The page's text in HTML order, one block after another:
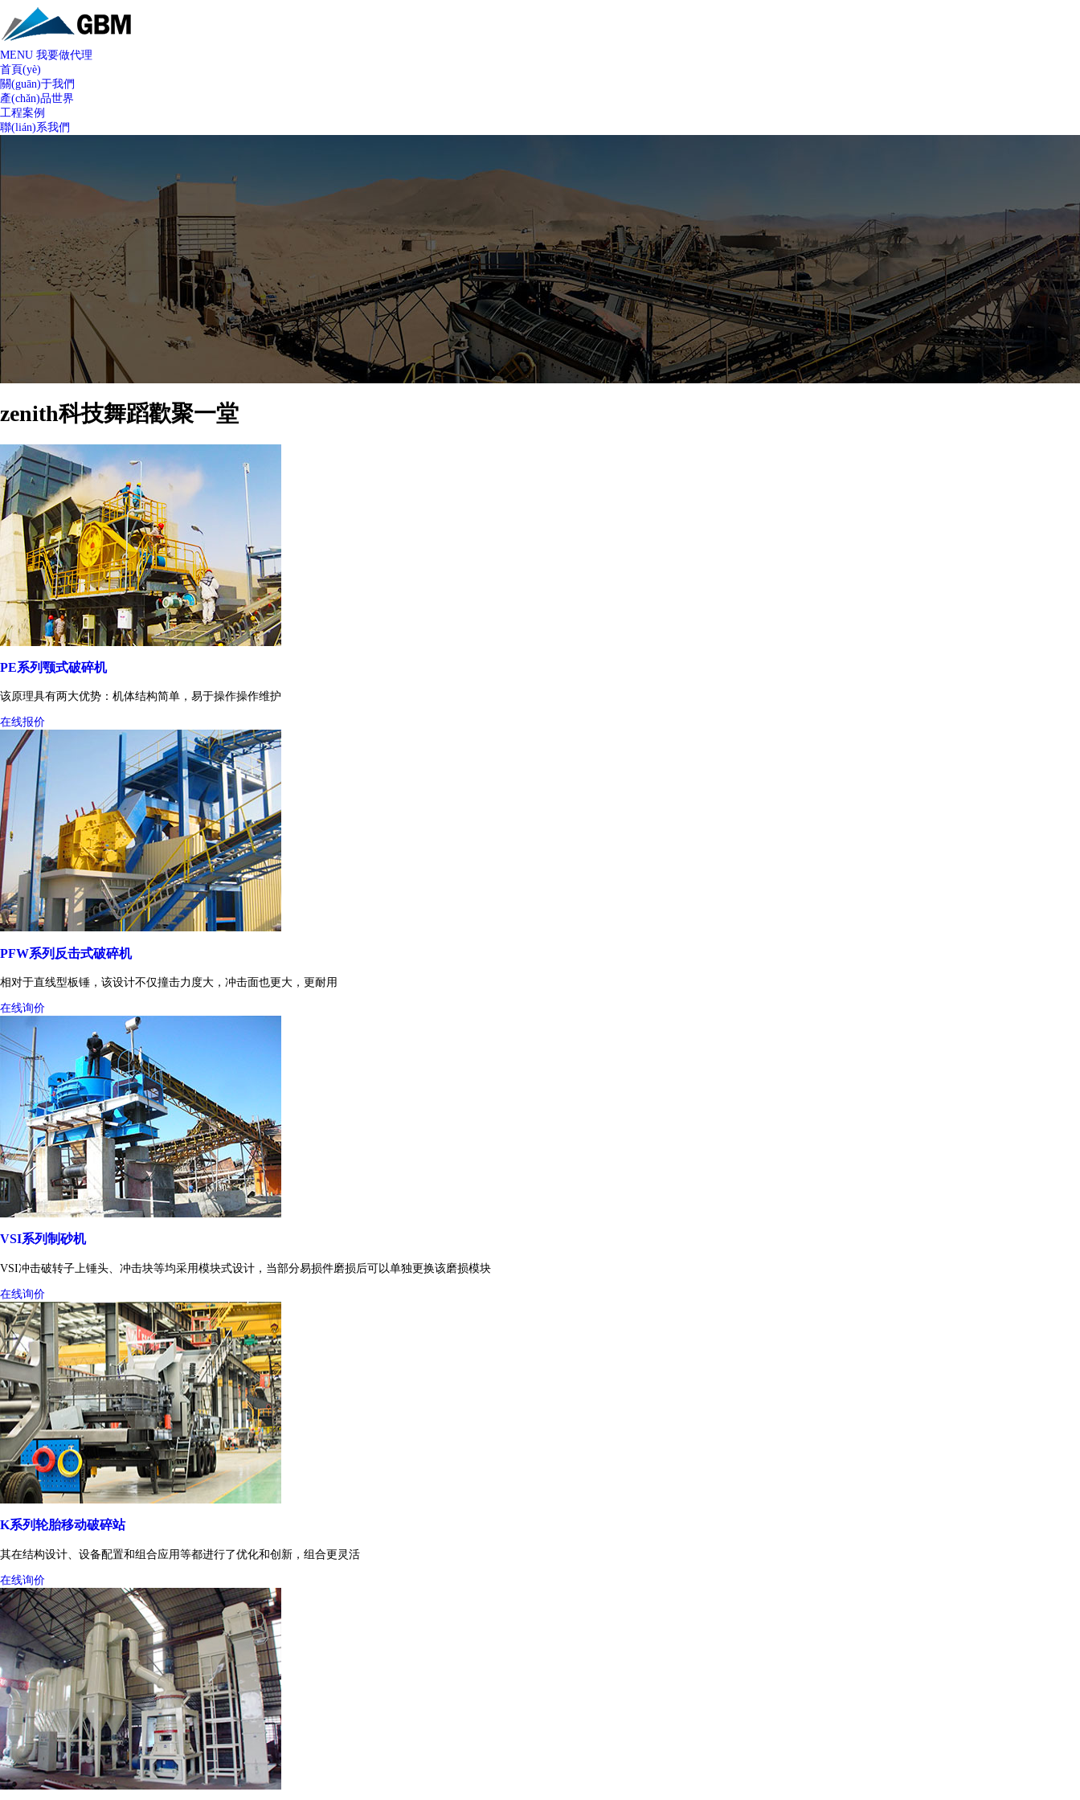
MENU 我要做代理
首頁(yè)
關(guān)于我們
產(chǎn)品世界
工程案例
聯(lián)系我們
zenith科技舞蹈歡聚一堂
PE系列颚式破碎机
该原理具有两大优势：机体结构简单，易于操作操作维护
在线报价
PFW系列反击式破碎机
相对于直线型板锤，该设计不仅撞击力度大，冲击面也更大，更耐用
在线询价
VSI系列制砂机
VSI冲击破转子上锤头、冲击块等均采用模块式设计，当部分易损件磨损后可以单独更换该磨损模块
在线询价
K系列轮胎移动破碎站
其在结构设计、设备配置和组合应用等都进行了优化和创新，组合更灵活
在线询价